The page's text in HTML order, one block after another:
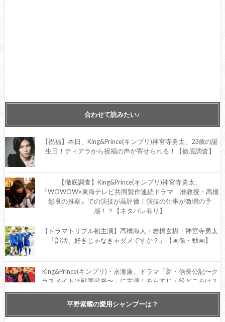
合わせて読みたい♪
【祝福】本日、King&Prince(キンプリ)神宮寺勇太、23歳の誕
生日！ティアラから祝福の声が寄せられる！【徹底調査】
【徹底調査】King&Prince(キンプリ)神宮寺勇太、
『WOWOW×東海テレビ共同製作連続ドラマ 准教授・高槻
彰良の推察』での演技が高評価！演技の仕事が激増の予
感！？【ネタバレ有り】
【ドラマトリプル初主演】髙橋海人・岩橋玄樹・神宮寺勇太
『部活、好きじゃなきゃダメですか？』【画像・動画】
King&Prince(キンプリ)・永瀬廉、ドラマ「新・信長公記〜ク
ラスメイトは戦国武将〜」に主演！あらすじ・役どころは？
【徹底調査】
平野紫耀の愛用シャンプーは？